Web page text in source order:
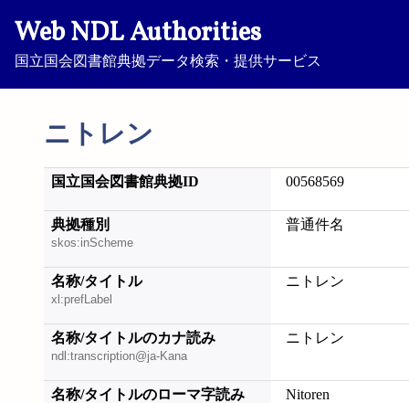
Web NDL Authorities
国立国会図書館典拠データ検索・提供サービス
ニトレン
国立国会図書館典拠ID 00568569
典拠種別
skos:inScheme
普通件名
名称/タイトル
xl:prefLabel
ニトレン
名称/タイトルのカナ読み
ndl:transcription@ja-Kana
ニトレン
名称/タイトルのローマ字読み Nitoren